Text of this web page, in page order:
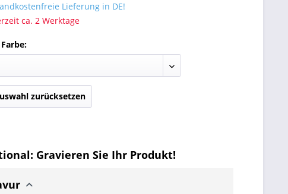
Lieferung in DE!
ca. 2 Werktage
zurücksetzen
Gravieren Sie Ihr Produkt!